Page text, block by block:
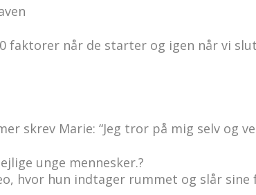
faktorer når de starter og igen når vi
skrev Marie: “Jeg tror på mig selv og
unge mennesker.?
hvor hun indtager rummet og slår